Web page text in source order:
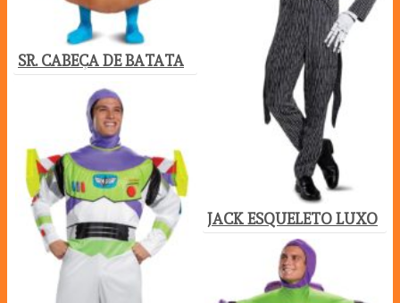
SR. CABEÇA DE BATATA
JACK ESQUELETO LUXO